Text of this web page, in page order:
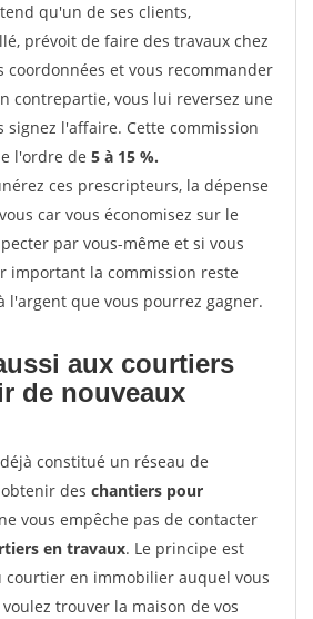
qu'un de ses clients,
prévoit de faire des travaux chez
coordonnées et vous recommander
contrepartie, vous lui reversez une
signez l'affaire. Cette commission
l'ordre de 5 à 15 %.
ces prescripteurs, la dépense
car vous économisez sur le
par vous-même et si vous
important la commission reste
l'argent que vous pourrez gagner.
aux courtiers
de nouveaux
constitué un réseau de
des chantiers pour
vous empêche pas de contacter
en travaux. Le principe est
courtier en immobilier auquel vous
trouver la maison de vos